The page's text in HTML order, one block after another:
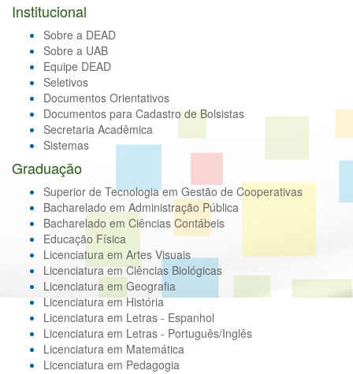
Institucional
Sobre a DEAD
Sobre a UAB
Equipe DEAD
Seletivos
Documentos Orientativos
Documentos para Cadastro de Bolsistas
Secretaria Acadêmica
Sistemas
Graduação
Superior de Tecnologia em Gestão de Cooperativas
Bacharelado em Administração Pública
Bacharelado em Ciências Contábeis
Educação Física
Licenciatura em Artes Visuais
Licenciatura em Ciências Biológicas
Licenciatura em Geografia
Licenciatura em História
Licenciatura em Letras - Espanhol
Licenciatura em Letras - Português/Inglês
Licenciatura em Matemática
Licenciatura em Pedagogia